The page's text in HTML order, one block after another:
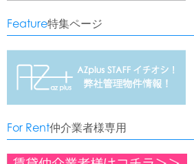
Feature特集ページ
For Rent仲介業者様専用